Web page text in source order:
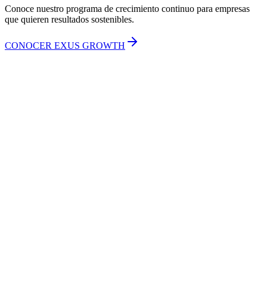
Conoce nuestro programa de crecimiento continuo para empresas
que quieren resultados sostenibles.
CONOCER EXUS GROWTH